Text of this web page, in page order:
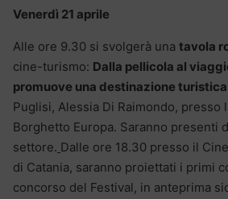
Venerdì 21 aprile
Alle ore 9.30 si svolgerà una tavola
cine-turismo: Dalla pellicola al
promuove una destinazione turistica
Puglisi, Alessia Di Raimondo, presso
Borghetto Europa. Saranno presenti
settore. Dalle ore 18.30 presso il
di Catania, saranno proiettati i primi
concorso del Festival, in anteprima